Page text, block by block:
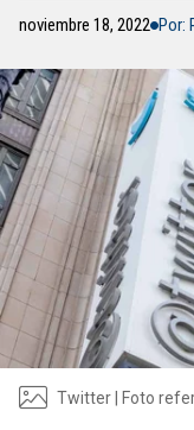
noviembre 18, 2022 Por:
Twitter | Foto